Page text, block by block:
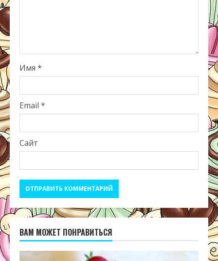
Имя *
Email *
Сайт
ВАМ МОЖЕТ ПОНРАВИТЬСЯ